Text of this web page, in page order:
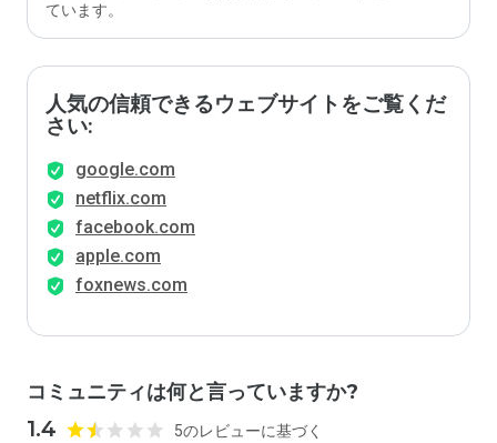
ています。
人気の信頼できるウェブサイトをご覧くだ
さい:
google.com
netflix.com
facebook.com
apple.com
foxnews.com
コミュニティは何と言っていますか?
1.4 5のレビューに基づく